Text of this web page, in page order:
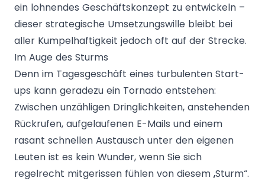
ein lohnendes Geschäftskonzept zu entwickeln –
dieser strategische Umsetzungswille bleibt bei
aller Kumpelhaftigkeit jedoch oft auf der Strecke.
Im Auge des Sturms
Denn im Tagesgeschäft eines turbulenten Start-
ups kann geradezu ein Tornado entstehen:
Zwischen unzähligen Dringlichkeiten, anstehenden
Rückrufen, aufgelaufenen E-Mails und einem
rasant schnellen Austausch unter den eigenen
Leuten ist es kein Wunder, wenn Sie sich
regelrecht mitgerissen fühlen von diesem „Sturm“.